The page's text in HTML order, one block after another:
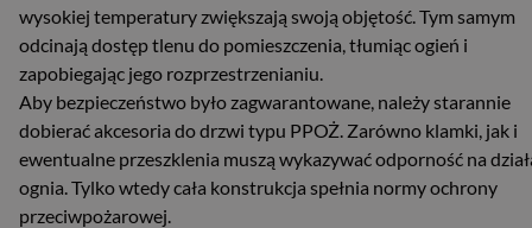
wysokiej temperatury zwiększają swoją objętość. Tym samym
odcinają dostęp tlenu do pomieszczenia, tłumiąc ogień i
zapobiegając jego rozprzestrzenianiu.
Aby bezpieczeństwo było zagwarantowane, należy starannie
dobierać akcesoria do drzwi typu PPOŻ. Zarówno klamki, jak i
ewentualne przeszklenia muszą wykazywać odporność na
ognia. Tylko wtedy cała konstrukcja spełnia normy ochrony
przeciwpożarowej.